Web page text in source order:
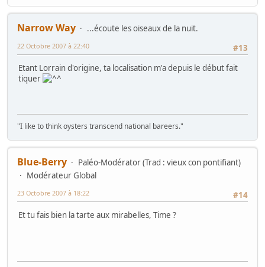
Narrow Way
...écoute les oiseaux de la nuit.
#13
22 Octobre 2007 à 22:40
Etant Lorrain d'origine, ta localisation m'a depuis le début fait
tiquer
"I like to think oysters transcend national bareers."
Blue-Berry
Paléo-Modérator (Trad : vieux con pontifiant)
Modérateur Global
#14
23 Octobre 2007 à 18:22
Et tu fais bien la tarte aux mirabelles, Time ?